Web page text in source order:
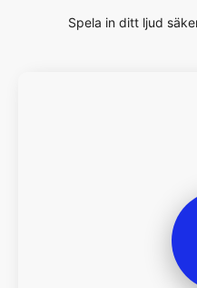
Spela in ditt ljud